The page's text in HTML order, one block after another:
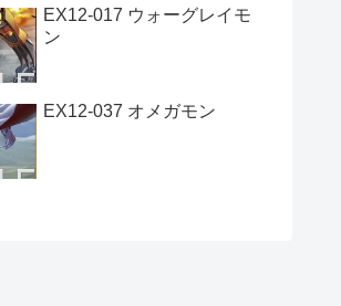
EX12-017 ウォーグレイモ
ン
EX12-037 オメガモン